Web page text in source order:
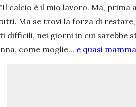
"Il calcio è il mio lavoro. Ma, prima
Ma se trovi la forza di
difficili, nei giorni in cui
come moglie... e quasi